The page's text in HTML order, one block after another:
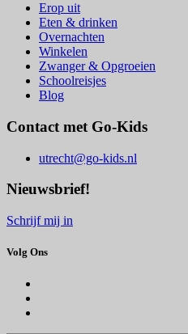
Erop uit
Eten & drinken
Overnachten
Winkelen
Zwanger & Opgroeien
Schoolreisjes
Blog
Contact met Go-Kids
utrecht@go-kids.nl
Nieuwsbrief!
Schrijf mij in
Volg Ons